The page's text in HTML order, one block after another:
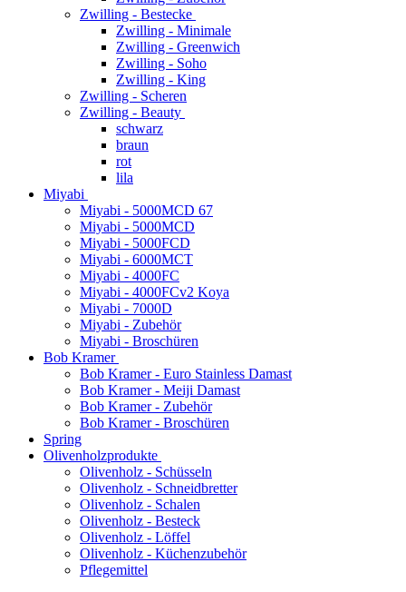
Zwilling - Bestecke
Zwilling - Minimale
Zwilling - Greenwich
Zwilling - Soho
Zwilling - King
Zwilling - Scheren
Zwilling - Beauty
schwarz
braun
rot
lila
Miyabi
Miyabi - 5000MCD 67
Miyabi - 5000MCD
Miyabi - 5000FCD
Miyabi - 6000MCT
Miyabi - 4000FC
Miyabi - 4000FCv2 Koya
Miyabi - 7000D
Miyabi - Zubehör
Miyabi - Broschüren
Bob Kramer
Bob Kramer - Euro Stainless Damast
Bob Kramer - Meiji Damast
Bob Kramer - Zubehör
Bob Kramer - Broschüren
Spring
Olivenholzprodukte
Olivenholz - Schüsseln
Olivenholz - Schneidbretter
Olivenholz - Schalen
Olivenholz - Besteck
Olivenholz - Löffel
Olivenholz - Küchenzubehör
Pflegemittel